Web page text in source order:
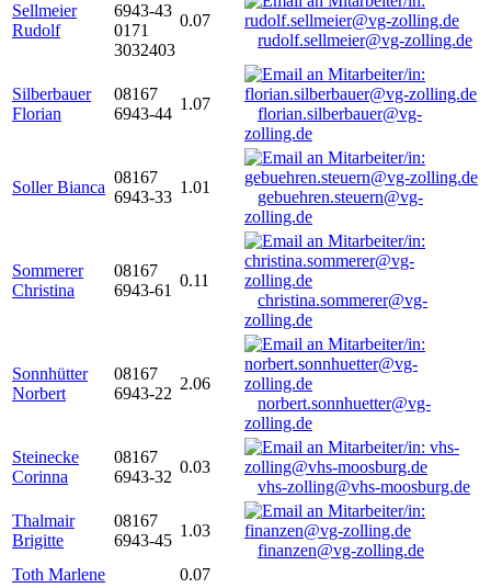
Sellmeier
Rudolf
6943-43
0171
3032403
0.07
rudolf.sellmeier@vg-zolling.de
Silberbauer
Florian
08167
6943-44
1.07
florian.silberbauer@vg-
zolling.de
Soller Bianca
08167
6943-33
1.01
gebuehren.steuern@vg-
zolling.de
Sommerer
Christina
08167
6943-61
0.11
christina.sommerer@vg-
zolling.de
Sonnhütter
Norbert
08167
6943-22
2.06
norbert.sonnhuetter@vg-
zolling.de
Steinecke
Corinna
08167
6943-32
0.03
vhs-zolling@vhs-moosburg.de
Thalmair
Brigitte
08167
6943-45
1.03
finanzen@vg-zolling.de
Toth Marlene
0.07